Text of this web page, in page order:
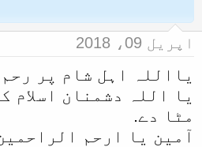
اپریل 09، 2018
یااللہ اہل شام پر
یا اللہ دشمنان اسلام
مٹا دے.
آمین یا ارحم